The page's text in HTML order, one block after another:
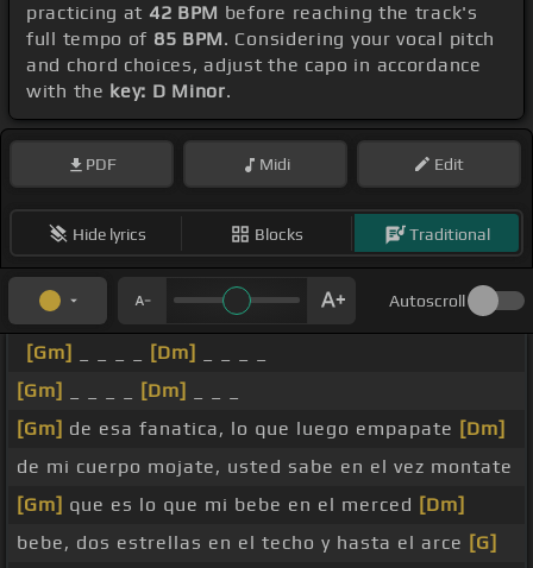
practicing at 42 BPM before reaching the track's
full tempo of 85 BPM. Considering your vocal pitch
and chord choices, adjust the capo in accordance
with the key: D Minor.
PDF Midi Edit
Hide lyrics Blocks Traditional
Autoscroll
[Gm] [Dm]
[Gm]
[Dm]
[Gm] de esa fanatica, lo que luego empapate [Dm]
de mi cuerpo mojate, usted sabe en el vez montate
[Gm] que es lo que mi bebe en el merced [Dm]
bebe, dos estrellas en el techo y hasta el arce [G]